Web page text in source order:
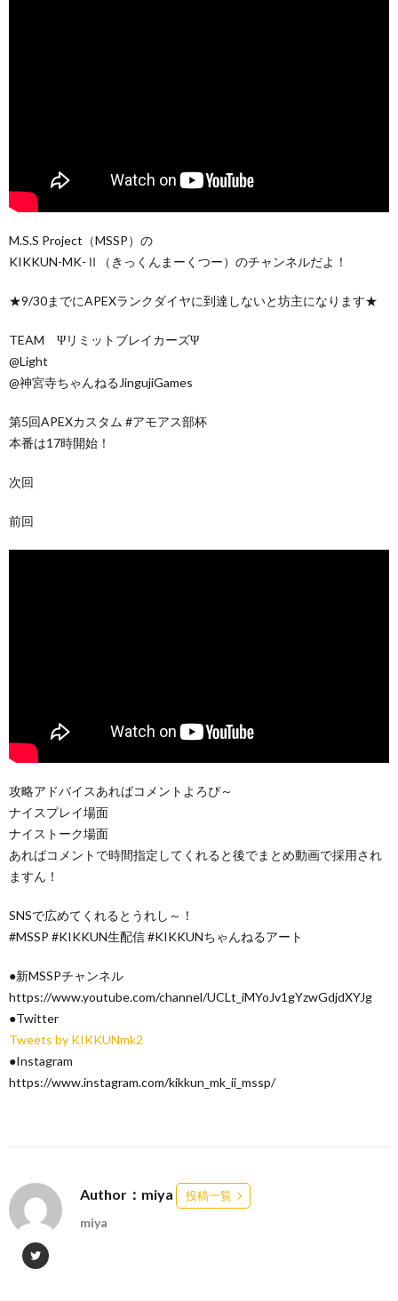
M.S.S Project（MSSP）の
KIKKUN-MK-Ⅱ（きっくんまーくつー）のチャンネルだよ！
★9/30までにAPEXランクダイヤに到達しないと坊主になります★
TEAM ΨリミットブレイカーズΨ
@Light
@神宮寺ちゃんねるJingujiGames
第5回APEXカスタム #アモアス部杯
本番は17時開始！
次回
前回
攻略アドバイスあればコメントよろぴ～
ナイスプレイ場面
ナイストーク場面
あればコメントで時間指定してくれると後でまとめ動画で採用され
ますん！
SNSで広めてくれるとうれし～！
#MSSP #KIKKUN生配信 #KIKKUNちゃんねるアート
●新MSSPチャンネル
https://www.youtube.com/channel/UCLt_iMYoJv1gYzwGdjdXYJg
●Twitter
Tweets by KIKKUNmk2
●Instagram
https://www.instagram.com/kikkun_mk_ii_mssp/
Author：miya 投稿一覧
miya